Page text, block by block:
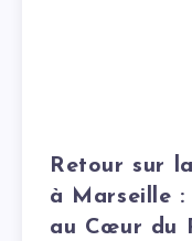
Retour sur
à Marseille :
au Cœur du